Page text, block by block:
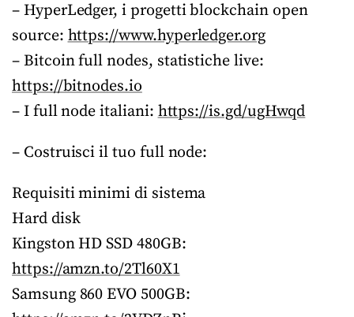
– HyperLedger, i progetti blockchain open
source:https://www.hyperledger.org
– Bitcoin full nodes, statistiche live:
https://bitnodes.io
– I full node italiani:https://is.gd/ugHwqd
– Costruisci il tuo full node:
Requisiti minimi di sistema
Hard disk
Kingston HD SSD 480GB:
https://amzn.to/2Tl60X1
Samsung 860 EVO 500GB: